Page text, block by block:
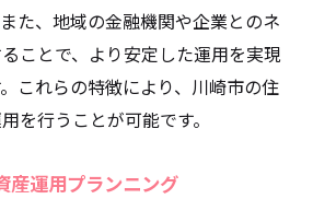
た、地域の金融機関や企業とのネ
ことで、より安定した運用を実現
これらの特徴により、川崎市の住
を行うことが可能です。
産運用プランニング